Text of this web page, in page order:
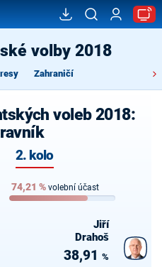
volby 2018
Zahraničí
voleb 2018:
2. kolo
74,21 % volební účast
Jiří
Drahoš
38,91 %